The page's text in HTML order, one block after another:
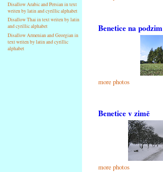
Disallow Arabic and Persian in text
writen by latin and cyrillic alphabet
Disallow Thai in text writen by latin
and cyrillic alphabet
Disallow Armenian and Georgian in
text writen by latin and cyrillic
alphabet
Benetice na podzim
more photos
Benetice v zimě
more photos